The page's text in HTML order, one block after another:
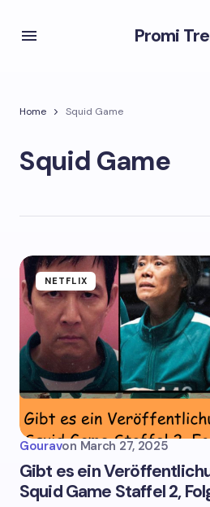
Promi
Home Squid Game
Squid Game
NETFLIX
Gouravon March 27, 2025
Gibt es ein
Squid Game Staffel 2,